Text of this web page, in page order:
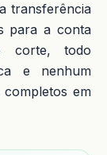
transferência
para a conta
corte, todo
e nenhum
completos em